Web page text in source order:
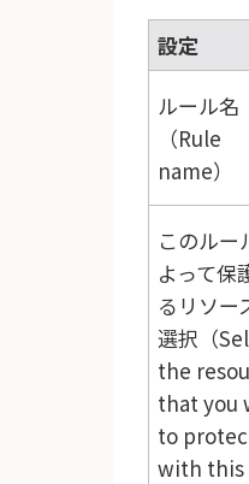
設定
ルール名
（Rule
name）
このルー
よって保
るリソー
選択（
the
that you
to
with this